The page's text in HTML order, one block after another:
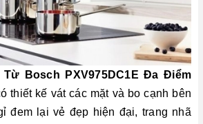
Từ Bosch PXV975DC1E Đa Điểm
thiết kế vát các mặt và bo cạnh bên
đem lại vẻ đẹp hiện đại, trang nhã